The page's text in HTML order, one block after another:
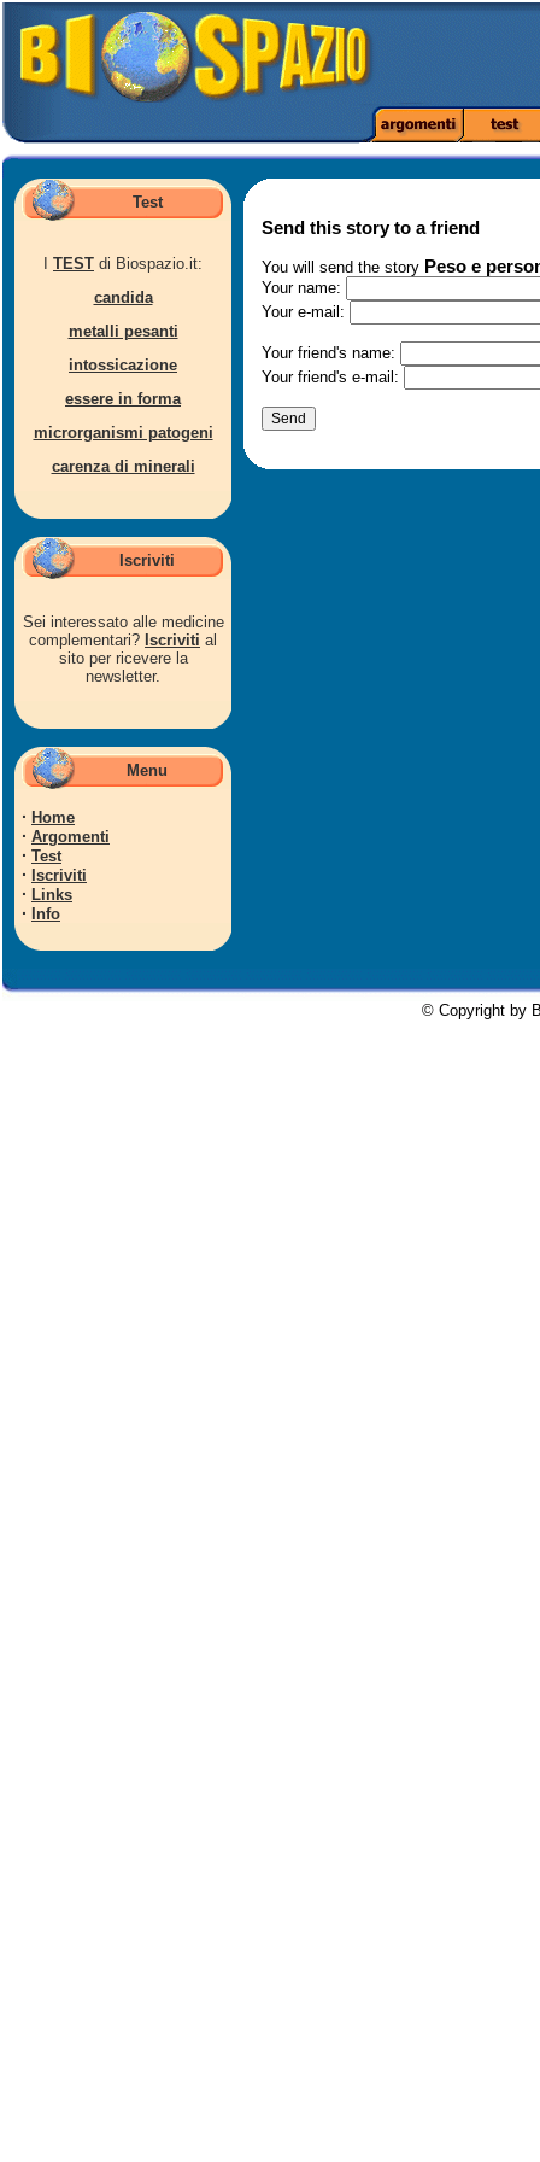
Test
TEST di Biospazio.it:
candida
metalli pesanti
intossicazione
essere in forma
microrganismi patogeni
carenza di minerali
Iscriviti
Sei interessato alle medicine
complementari? Iscriviti al
sito per ricevere la
newsletter.
Menu
· Home
· Argomenti
· Test
· Iscriviti
· Links
· Info
Send this story to a friend
You will send the story Peso e
Your name:
Your e-mail:
Your friend's name:
Your friend's e-mail:
© Copyright by